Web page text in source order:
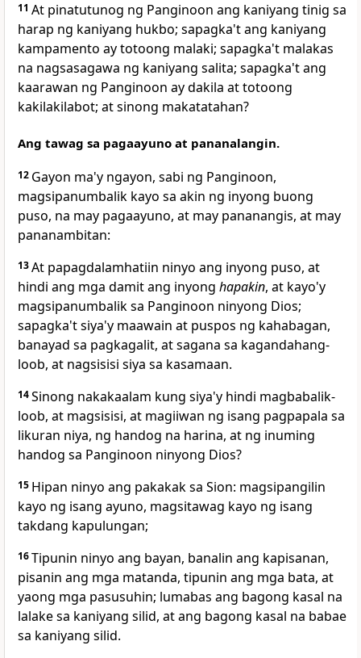
11 At pinatutunog ng Panginoon ang kaniyang tinig sa
harap ng kaniyang hukbo; sapagka't ang kaniyang
kampamento ay totoong malaki; sapagka't malakas
na nagsasagawa ng kaniyang salita; sapagka't ang
kaarawan ng Panginoon ay dakila at totoong
kakilakilabot; atsinong makatatahan?
Ang tawag sa pagaayuno at pananalangin.
12 Gayon ma'y ngayon, sabi ng Panginoon,
magsipanumbalik kayo sa akin ng inyong buong
puso, na may pagaayuno, at may pananangis, at may
pananambitan:
13At papagdalamhatiin ninyo ang inyong puso, at
hindi ang mga damit ang inyong hapakin, at kayo'y
magsipanumbalik sa Panginoon ninyong Dios;
sapagka't siya'y maawain at puspos ng kahabagan,
banayad sa pagkagalit, at sagana sa kagandahang-
loob, at nagsisisi siya sa kasamaan.
14Sinong nakakaalam kung siya'y hindi magbabalik-
loob, at magsisisi, at magiiwan ng isang pagpapala sa
likuran niya, ng handog na harina, at ng inuming
handog sa Panginoon ninyong Dios?
15 Hipan ninyo ang pakakak sa Sion: magsipangilin
kayo ng isang ayuno, magsitawag kayo ng isang
takdang kapulungan;
16Tipunin ninyo ang bayan, banalin ang kapisanan,
pisanin ang mga matanda, tipunin ang mga bata, at
yaong mga pasusuhin; lumabas ang bagong kasal na
lalake sa kaniyang silid, at ang bagong kasal na babae
sa kaniyang silid.